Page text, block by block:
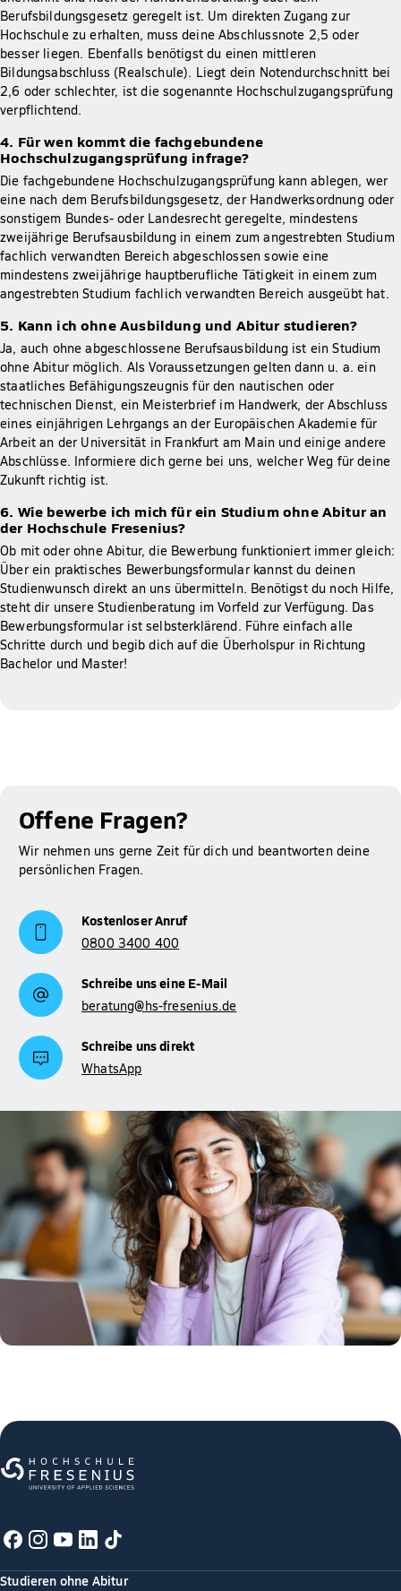
Berufsbildungsgesetz geregelt ist. Um direkten Zugang zur
Hochschule zu erhalten, muss deine Abschlussnote 2,5 oder
besser liegen. Ebenfalls benötigst du einen mittleren
Bildungsabschluss (Realschule). Liegt dein Notendurchschnitt bei
2,6 oder schlechter, ist die sogenannte Hochschulzugangsprüfung
verpflichtend.
4. Für wen kommt die fachgebundene
Hochschulzugangsprüfung infrage?
Die fachgebundene Hochschulzugangsprüfung kann ablegen, wer
eine nach dem Berufsbildungsgesetz, der Handwerksordnung oder
sonstigem Bundes- oder Landesrecht geregelte, mindestens
zweijährige Berufsausbildung in einem zum angestrebten Studium
fachlich verwandten Bereich abgeschlossen sowie eine
mindestens zweijährige hauptberufliche Tätigkeit in einem zum
angestrebten Studium fachlich verwandten Bereich ausgeübt hat.
5. Kann ich ohne Ausbildung und Abitur studieren?
Ja, auch ohne abgeschlossene Berufsausbildung ist ein Studium
ohne Abitur möglich. Als Voraussetzungen gelten dann u. a. ein
staatliches Befähigungszeugnis für den nautischen oder
technischen Dienst, ein Meisterbrief im Handwerk, der Abschluss
eines einjährigen Lehrgangs an der Europäischen Akademie für
Arbeit an der Universität in Frankfurt am Main und einige andere
Abschlüsse. Informiere dich gerne bei uns, welcher Weg für deine
Zukunft richtig ist.
6. Wie bewerbe ich mich für ein Studium ohne Abitur an
der Hochschule Fresenius?
Ob mit oder ohne Abitur, die Bewerbung funktioniert immer gleich:
Über ein praktisches Bewerbungsformular kannst du deinen
Studienwunsch direkt an uns übermitteln. Benötigst du noch Hilfe,
steht dir unsere Studienberatung im Vorfeld zur Verfügung. Das
Bewerbungsformular ist selbsterklärend. Führe einfach alle
Schritte durch und begib dich auf die Überholspur in Richtung
Bachelor und Master!
Offene Fragen?
Wir nehmen uns gerne Zeit für dich und beantworten deine
persönlichen Fragen.
Kostenloser Anruf
0800 3400 400
Schreibe uns eine E-Mail
beratung@hs-fresenius.de
Schreibe uns direkt
WhatsApp
Studieren ohne Abitur